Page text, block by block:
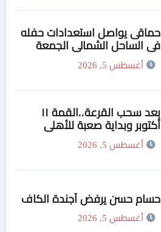
حماقى يواصل استعدادات حفله
فى الساحل الشمالى الجمعة
أغسطس 5, 2026
بعد سحب القرعة..القمة ١١
أكتوبر وبداية صعبة للأهلي
والزمالك
أغسطس 5, 2026
حسام حسن يرفض أجندة الكاف
أغسطس 5, 2026